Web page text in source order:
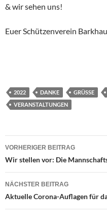
& wir sehen uns!
Euer Schützenverein
2022 DANKE GRÜSSE
VERANSTALTUNGEN
Beitrags-
Navigation
VORHERIGER BEITRAG
Wir stellen vor: Die
NÄCHSTER BEITRAG
Aktuelle Corona-Auflagen für